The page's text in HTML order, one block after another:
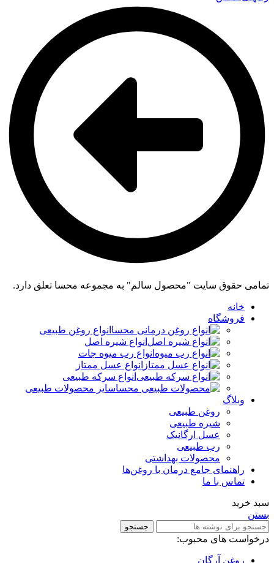
تمامی حقوق سایت "محصول سالم" به مجموعه محسا تعلق دارد.
خانه
فروشگاه
انواع روغن طبیعی
انواع شیره اصل
انواع رب میوه جات
انواع عسل ممتاز
انواع سرکه طبیعی
سایر محصولات طبیعی
وبلاگ
روغن طبیعی
شیره طبیعی
عسل ارگانیک
رب طبیعی
محصولات بهداشتی
راهنمای جامع درمان با روغن‌ها
تماس با ما
سبد خرید
بستن
جستجو
درخواست های محبوب:
روغن آرگان